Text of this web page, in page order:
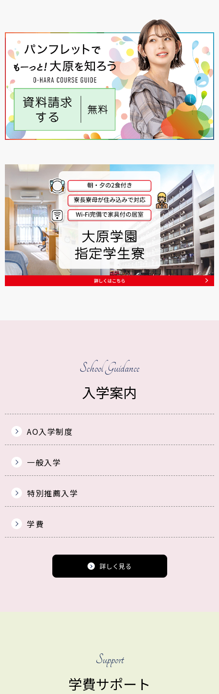
School Guidance
入学案内
AO入学制度
一般入学
特別推薦入学
学費
詳しく見る
Support
学費サポート